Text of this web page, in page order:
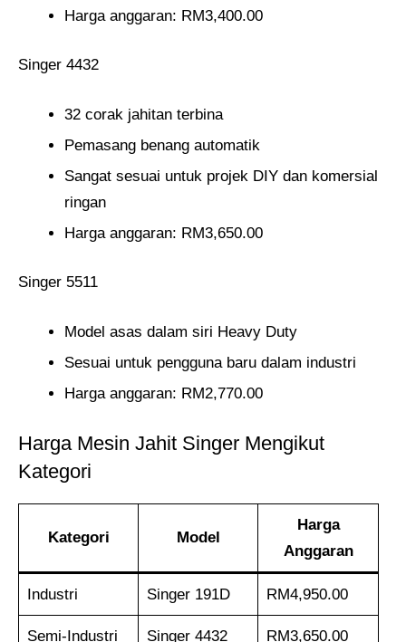
Harga anggaran: RM3,400.00
Singer 4432
32 corak jahitan terbina
Pemasang benang automatik
Sangat sesuai untuk projek DIY dan komersial
ringan
Harga anggaran: RM3,650.00
Singer 5511
Model asas dalam siri Heavy Duty
Sesuai untuk pengguna baru dalam industri
Harga anggaran: RM2,770.00
Harga Mesin Jahit Singer Mengikut
Kategori
Kategori Model
Harga
Anggaran
Industri Singer 191D RM4,950.00
Semi-Industri Singer 4432 RM3,650.00